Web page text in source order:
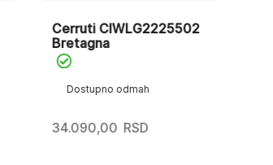
Dostupno odmah
Cerruti CIWLG2225502
Bretagna
34.090,00 RSD